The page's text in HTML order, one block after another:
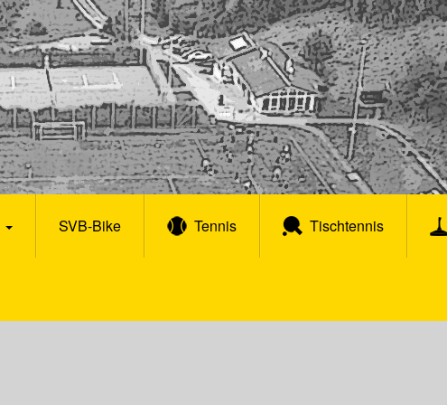
SVB-Bike Tennis Tischtennis